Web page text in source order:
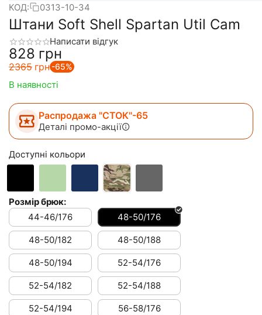
КОД: 0313-10-34
Штани Soft Shell Spartan Util Cam
Написати відгук
‍828‍ грн
‍2365‍ грн -65%
В наявності
Распродажа "СТОК"-65
Деталі промо-акції
Доступні кольори
Розмір брюк:
44-46/176
48-50/176
48-50/182 48-50/188
48-50/194 52-54/176
52-54/182 52-54/188
52-54/194 56-58/176